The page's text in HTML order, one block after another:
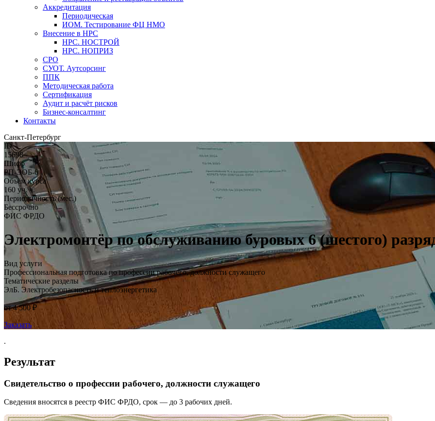
Аккредитация
Периодическая
ИОМ. Тестирование ФЦ НМО
Внесение в НРС
НРС. НОСТРОЙ
НРС. НОПРИЗ
СРО
СУОТ. Аутсорсинг
ППК
Методическая работа
Сертификация
Аудит и расчёт рисков
Бизнес-консалтинг
Контакты
Санкт-Петербург
ID
15698
Шифр
РП-ЭОБ-6
Объём курса
160 уч. ч.
Периодичность (мес.)
Бессрочно
ФИС ФРДО
Электромонтёр по обслуживанию буровых 6 (шестого)
Вид услуги
Профессиональная подготовка по профессии рабочего, должности служащего
Тематические разделы
ЭлБ. Электробезопасность и теплоэнергетика
от 4 500 ₽
Заказать
.
Результат
Свидетельство о профессии рабочего, должности служащего
Сведения вносятся в реестр ФИС ФРДО, срок — до 3 рабочих дней.